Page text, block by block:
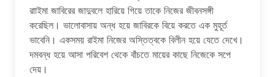
রাাইমা জাবিরের জাদুবলে হারিয়ে গিয়ে তাকে নিজের জীবনসঙ্গী
করেছিল। ভালোবাসায় অন্ধ হয়ে জাবিরকে বিয়ে করতে এক মুহূর্ত
ভাবেনি। একসময় রাইমা নিজের অস্তিত্বকে বিলীন হয়ে যেতে দেখে।
দমবন্ধ হয়ে আসা পরিবেশ থেকে বাঁচতে মায়ের কাছে নিজেকে সপে
দেয়।